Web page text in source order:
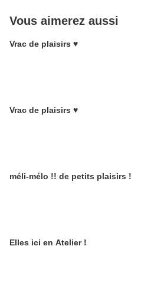
Vous aimerez aussi
Vrac de plaisirs ♥
Vrac de plaisirs ♥
méli-mélo !! de petits plaisirs !
Elles ici en Atelier !